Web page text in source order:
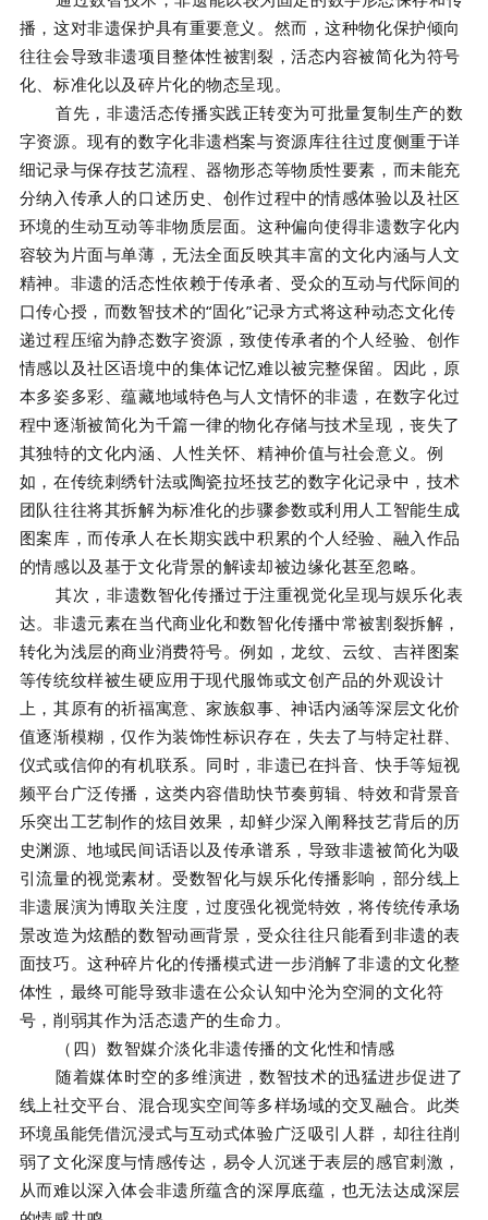
播，这对非遗保护具有重要意义。然而，这种物化保护倾向
往往会导致非遗项目整体性被割裂，活态内容被简化为符号
化、标准化以及碎片化的物态呈现。
首先，非遗活态传播实践正转变为可批量复制生产的数
字资源。现有的数字化非遗档案与资源库往往过度侧重于详
细记录与保存技艺流程、器物形态等物质性要素，而未能充
分纳入传承人的口述历史、创作过程中的情感体验以及社区
环境的生动互动等非物质层面。这种偏向使得非遗数字化内
容较为片面与单薄，无法全面反映其丰富的文化内涵与人文
精神。非遗的活态性依赖于传承者、受众的互动与代际间的
口传心授，而数智技术的“固化”记录方式将这种动态文化传
递过程压缩为静态数字资源，致使传承者的个人经验、创作
情感以及社区语境中的集体记忆难以被完整保留。因此，原
本多姿多彩、蕴藏地域特色与人文情怀的非遗，在数字化过
程中逐渐被简化为千篇一律的物化存储与技术呈现，丧失了
其独特的文化内涵、人性关怀、精神价值与社会意义。例
如，在传统刺绣针法或陶瓷拉坯技艺的数字化记录中，技术
团队往往将其拆解为标准化的步骤参数或利用人工智能生成
图案库，而传承人在长期实践中积累的个人经验、融入作品
的情感以及基于文化背景的解读却被边缘化甚至忽略。
其次，非遗数智化传播过于注重视觉化呈现与娱乐化表
达。非遗元素在当代商业化和数智化传播中常被割裂拆解，
转化为浅层的商业消费符号。例如，龙纹、云纹、吉祥图案
等传统纹样被生硬应用于现代服饰或文创产品的外观设计
上，其原有的祈福寓意、家族叙事、神话内涵等深层文化价
值逐渐模糊，仅作为装饰性标识存在，失去了与特定社群、
仪式或信仰的有机联系。同时，非遗已在抖音、快手等短视
频平台广泛传播，这类内容借助快节奏剪辑、特效和背景音
乐突出工艺制作的炫目效果，却鲜少深入阐释技艺背后的历
史渊源、地域民间话语以及传承谱系，导致非遗被简化为吸
引流量的视觉素材。受数智化与娱乐化传播影响，部分线上
非遗展演为博取关注度，过度强化视觉特效，将传统传承场
景改造为炫酷的数智动画背景，受众往往只能看到非遗的表
面技巧。这种碎片化的传播模式进一步消解了非遗的文化整
体性，最终可能导致非遗在公众认知中沦为空洞的文化符
号，削弱其作为活态遗产的生命力。
（四）数智媒介淡化非遗传播的文化性和情感
随着媒体时空的多维演进，数智技术的迅猛进步促进了
线上社交平台、混合现实空间等多样场域的交叉融合。此类
环境虽能凭借沉浸式与互动式体验广泛吸引人群，却往往削
弱了文化深度与情感传达，易令人沉迷于表层的感官刺激，
从而难以深入体会非遗所蕴含的深厚底蕴，也无法达成深层